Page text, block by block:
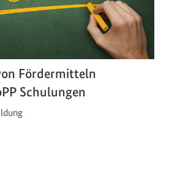
Fördermitteln
Schulungen